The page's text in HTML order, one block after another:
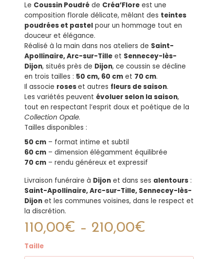
Le Coussin Poudré de Créa’Flore est une
composition florale délicate, mêlant des teintes
poudrées et pastel pour un hommage tout en
douceur et élégance.
Réalisé à la main dans nos ateliers de Saint-
Apollinaire, Arc-sur-Tille et Sennecey-lès-
Dijon, situés près de Dijon, ce coussin se décline
en trois tailles : 50 cm, 60 cm et 70 cm.
Il associe roseset autres fleurs de saison.
Les variétés peuvent évoluer selon la saison,
tout en respectant l’esprit doux et poétique de la
Collection Opale.
Tailles disponibles :
50 cm – format intime et subtil
60 cm – dimension élégamment équilibrée
70 cm – rendu généreux et expressif
Livraison funéraire à Dijon et dans ses alentours :
Saint-Apollinaire, Arc-sur-Tille, Sennecey-lès-
Dijon et les communes voisines, dans le respect et
la discrétion.
110,00€ – 210,00€
Taille
quantité
de